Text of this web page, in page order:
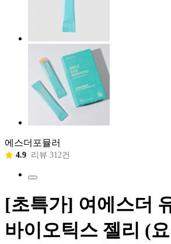
에스더포뮬러
4.9 리뷰 312건
[초특가] 여에스더
바이오틱스 젤리 (